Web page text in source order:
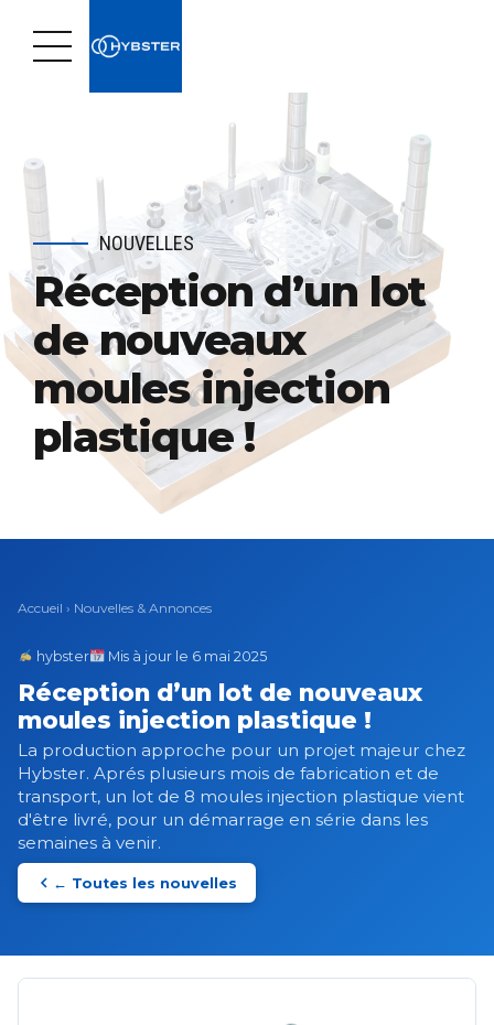
NOUVELLES
Réception d’un lot
de nouveaux
moules injection
plastique !
Accueil › Nouvelles & Annonces
hybster Mis à jour le 6 mai 2025
Réception d’un lot de nouveaux
moules injection plastique !
La production approche pour un projet majeur chez
Hybster. Aprés plusieurs mois de fabrication et de
transport, un lot de 8 moules injection plastique vient
d'être livré, pour un démarrage en série dans les
semaines à venir.
← Toutes les nouvelles